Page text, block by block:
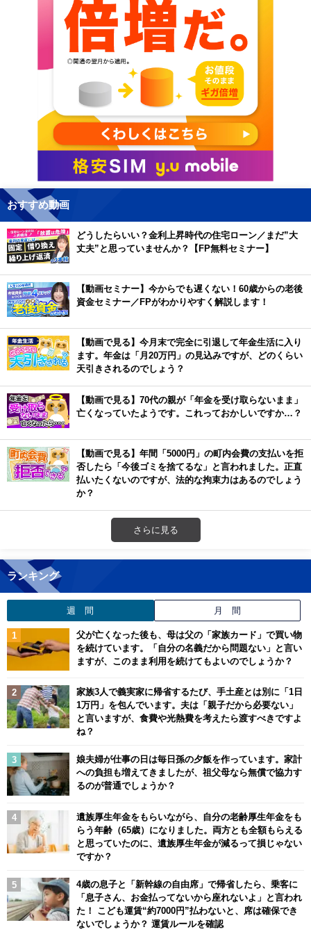
おすすめ動画
どうしたらいい？金利上昇時代の住宅ローン／まだ”大
丈夫”と思っていませんか？【FP無料セミナー】
【動画セミナー】今からでも遅くない！60歳からの老後
資金セミナー／FPがわかりやすく解説します！
【動画で見る】今月末で完全に引退して年金生活に入り
ます。年金は「月20万円」の見込みですが、どのくらい
天引きされるのでしょう？
【動画で見る】70代の親が「年金を受け取らないまま」
亡くなっていたようです。これっておかしいですか…？
【動画で見る】年間「5000円」の町内会費の支払いを拒
否したら「今後ゴミを捨てるな」と言われました。正直
払いたくないのですが、法的な拘束力はあるのでしょう
か？
さらに見る
ランキング
週 間 月 間
父が亡くなった後も、母は父の「家族カード」で買い物
を続けています。「自分の名義だから問題ない」と言い
ますが、このまま利用を続けてもよいのでしょうか？
家族3人で義実家に帰省するたび、手土産とは別に「1日
1万円」を包んでいます。夫は「親子だから必要ない」
と言いますが、食費や光熱費を考えたら渡すべきですよ
ね？
娘夫婦が仕事の日は毎日孫の夕飯を作っています。家計
への負担も増えてきましたが、祖父母なら無償で協力す
るのが普通でしょうか？
遺族厚生年金をもらいながら、自分の老齢厚生年金をも
らう年齢（65歳）になりました。両方とも全額もらえる
と思っていたのに、遺族厚生年金が減るって損じゃない
ですか？
4歳の息子と「新幹線の自由席」で帰省したら、乗客に
「息子さん、お金払ってないから座れないよ」と言われ
た！ こども運賃“約7000円”払わないと、席は確保でき
ないでしょうか？ 運賃ルールを確認